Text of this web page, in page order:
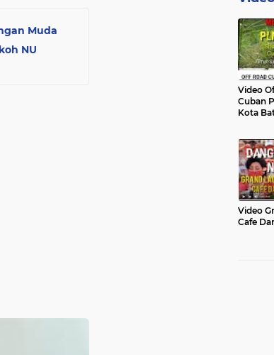
Muda
NU
Video
Cuban
Kota
Video
Cafe